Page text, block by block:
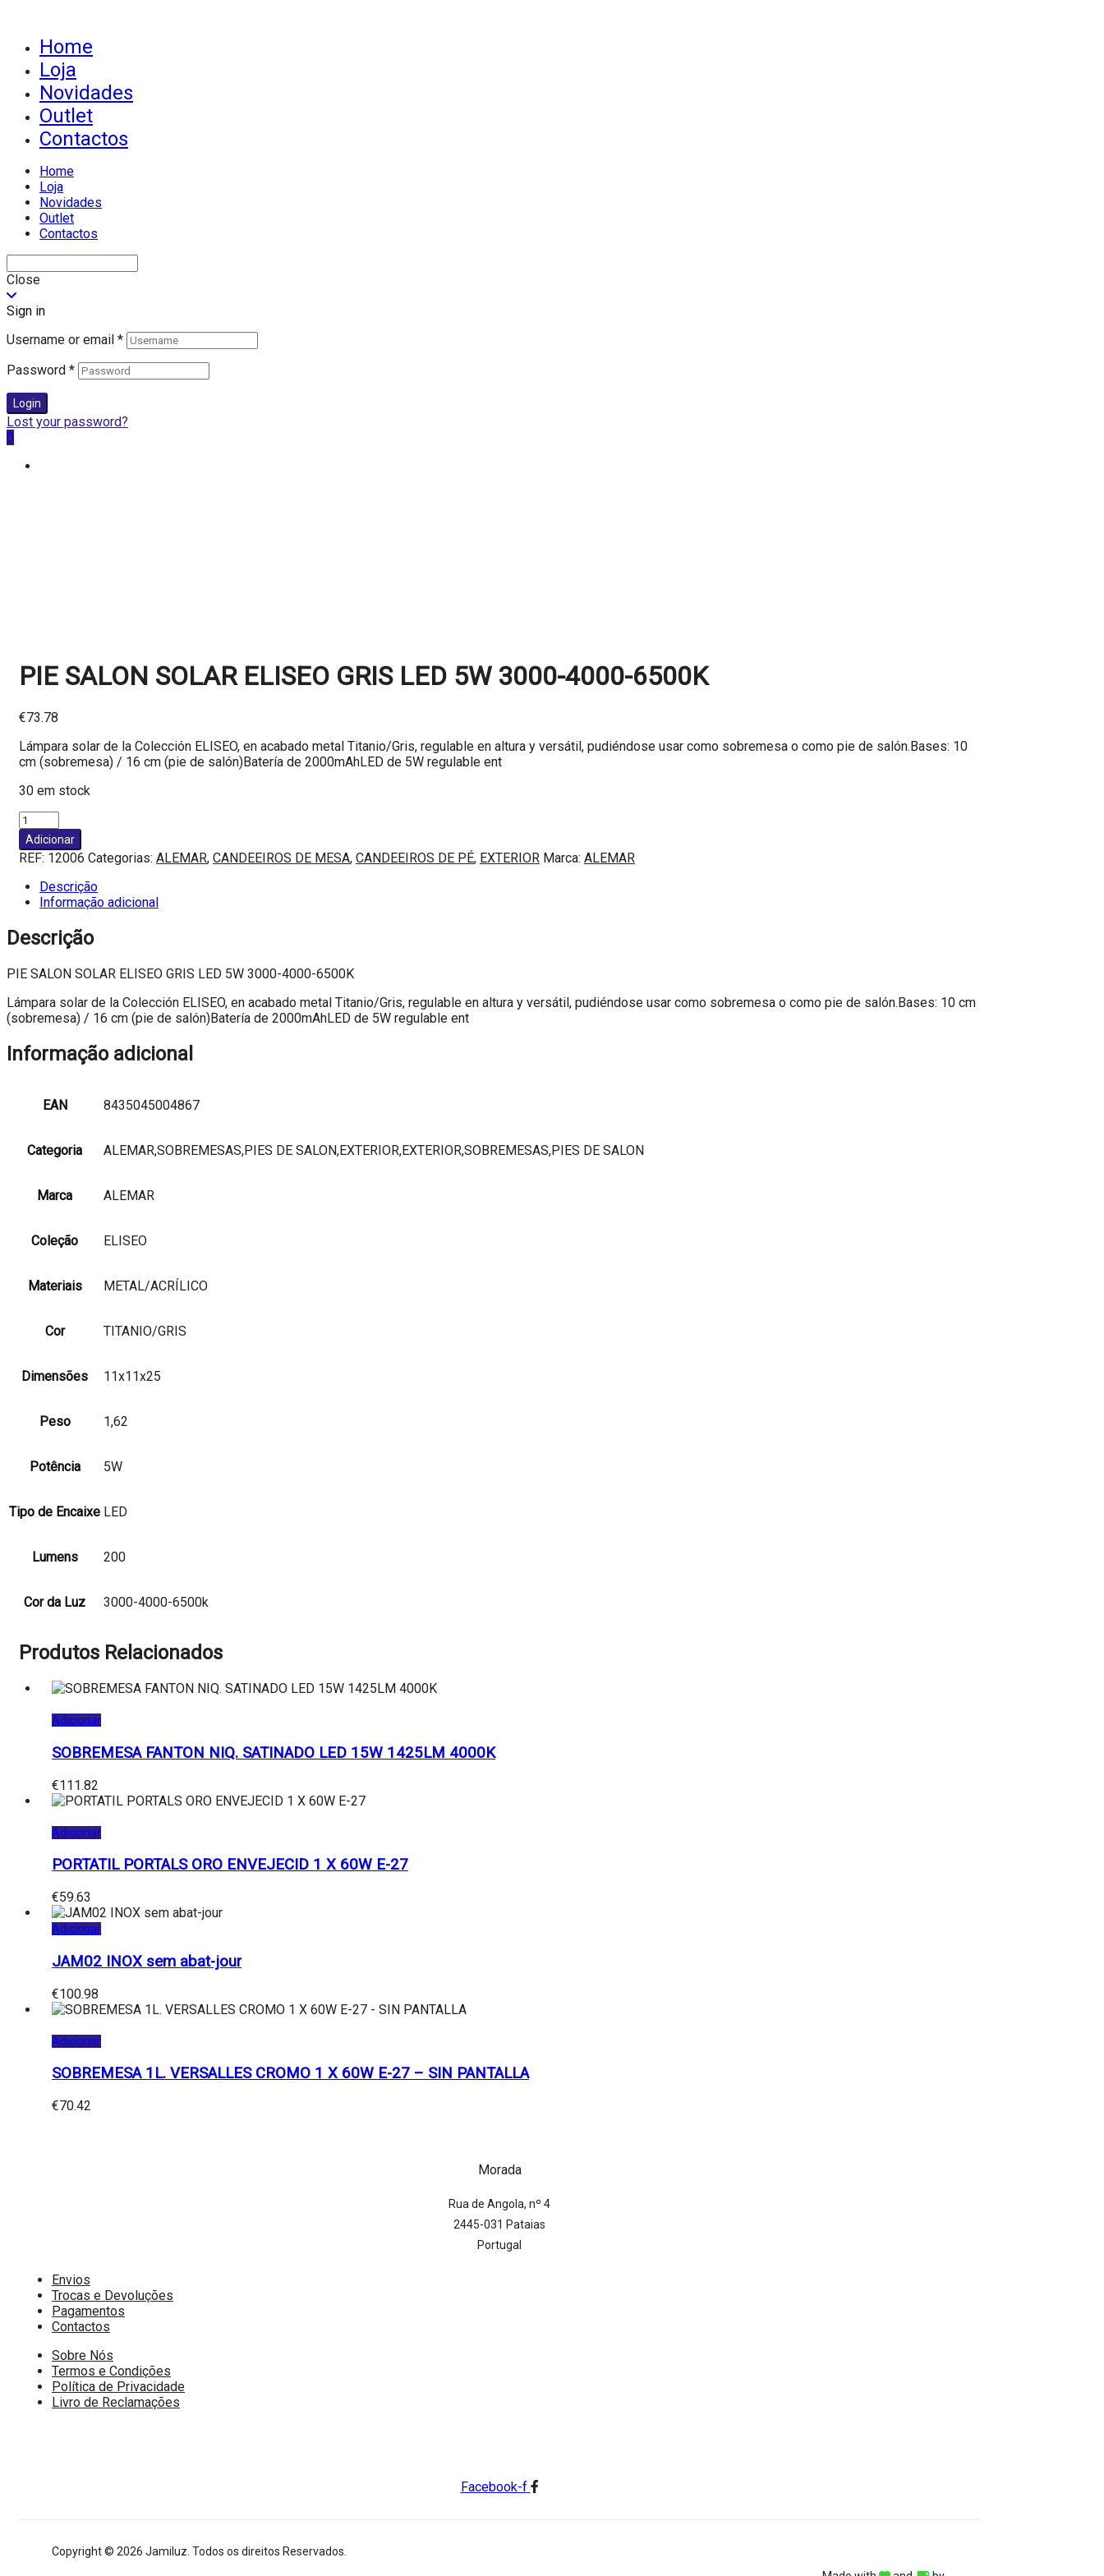
Home
Loja
Novidades
Outlet
Contactos
Home
Loja
Novidades
Outlet
Contactos
Close
Sign in
Username or email *
Password *
Login
Lost your password?
0
PIE SALON SOLAR ELISEO GRIS LED 5W 3000-4000-6500K
€73.78
Lámpara solar de la Colección ELISEO, en acabado metal Titanio/Gris, regulable en altura y versátil, pudiéndose usar como sobremesa o como pie de salón.Bases: 10
cm (sobremesa) / 16 cm (pie de salón)Batería de 2000mAhLED de 5W regulable ent
30 em stock
Quantidade
de
PIE
SALON
SOLAR
ELISEO
GRIS
5W
4000-
Adicionar
REF: 12006 Categorias: ALEMAR, CANDEEIROS DE MESA, CANDEEIROS DE PÉ, EXTERIOR Marca: ALEMAR
Descrição
Informação adicional
Descrição
PIE SALON SOLAR ELISEO GRIS LED 5W 3000-4000-6500K
Lámpara solar de la Colección ELISEO, en acabado metal Titanio/Gris, regulable en altura y versátil, pudiéndose usar como sobremesa o como pie de salón.Bases: 10 cm
(sobremesa) / 16 cm (pie de salón)Batería de 2000mAhLED de 5W regulable ent
Informação adicional
EAN 8435045004867
Categoria ALEMAR,SOBREMESAS,PIES DE SALON,EXTERIOR,EXTERIOR,SOBREMESAS,PIES DE SALON
Marca ALEMAR
Coleção ELISEO
Materiais METAL/ACRÍLICO
Cor TITANIO/GRIS
Dimensões 11x11x25
Peso 1,62
Potência 5W
Tipo de Encaixe LED
Lumens 200
Cor da Luz 3000-4000-6500k
Produtos Relacionados
Adicionar
SOBREMESA FANTON NIQ. SATINADO LED 15W 1425LM 4000K
€111.82
Adicionar
PORTATIL PORTALS ORO ENVEJECID 1 X 60W E-27
€59.63
Adicionar
JAM02 INOX sem abat-jour
€100.98
Adicionar
SOBREMESA 1L. VERSALLES CROMO 1 X 60W E-27 – SIN PANTALLA
€70.42
Morada
Rua de Angola, nº 4
2445-031 Pataias
Portugal
Envios
Trocas e Devoluções
Pagamentos
Contactos
Sobre Nós
Termos e Condições
Política de Privacidade
Livro de Reclamações
Facebook-f
Copyright © 2026 Jamiluz. Todos os direitos Reservados.